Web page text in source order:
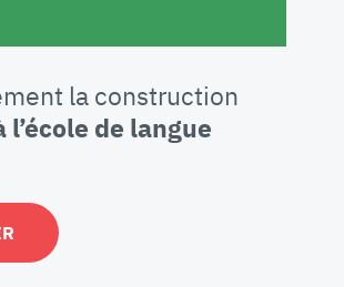
la construction
l’école de langue